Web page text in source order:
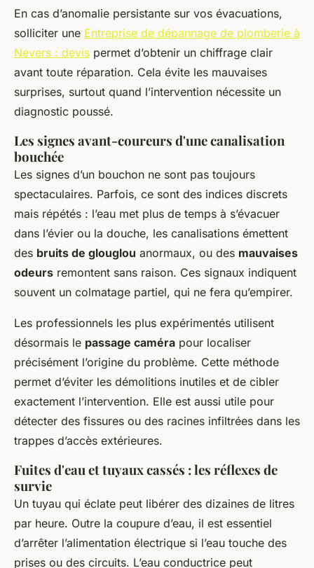
En cas d’anomalie persistante sur vos évacuations,
solliciter une Entreprise de dépannage de plomberie à
Nevers : devis permet d’obtenir un chiffrage clair
avant toute réparation. Cela évite les mauvaises
surprises, surtout quand l’intervention nécessite un
diagnostic poussé.
Les signes avant-coureurs d'une canalisation
bouchée
Les signes d’un bouchon ne sont pas toujours
spectaculaires. Parfois, ce sont des indices discrets
mais répétés : l’eau met plus de temps à s’évacuer
dans l’évier ou la douche, les canalisations émettent
des bruits de glouglou anormaux, ou des mauvaises
odeurs remontent sans raison. Ces signaux indiquent
souvent un colmatage partiel, qui ne fera qu’empirer.
Les professionnels les plus expérimentés utilisent
désormais le passage caméra pour localiser
précisément l’origine du problème. Cette méthode
permet d’éviter les démolitions inutiles et de cibler
exactement l’intervention. Elle est aussi utile pour
détecter des fissures ou des racines infiltrées dans les
trappes d’accès extérieures.
Fuites d'eau et tuyaux cassés : les réflexes de
survie
Un tuyau qui éclate peut libérer des dizaines de litres
par heure. Outre la coupure d’eau, il est essentiel
d’arrêter l’alimentation électrique si l’eau touche des
prises ou des circuits. L’eau conductrice peut